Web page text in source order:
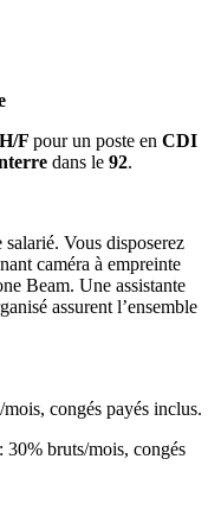
F pour un poste en CDI
dans le 92.
salarié. Vous disposerez
caméra à empreinte
Beam. Une assistante
assurent l’ensemble
congés payés inclus.
30% bruts/mois, congés